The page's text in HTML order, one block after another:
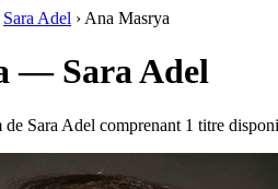
Sara Adel › Ana Masrya
— Sara Adel
de Sara Adel comprenant 1 titre